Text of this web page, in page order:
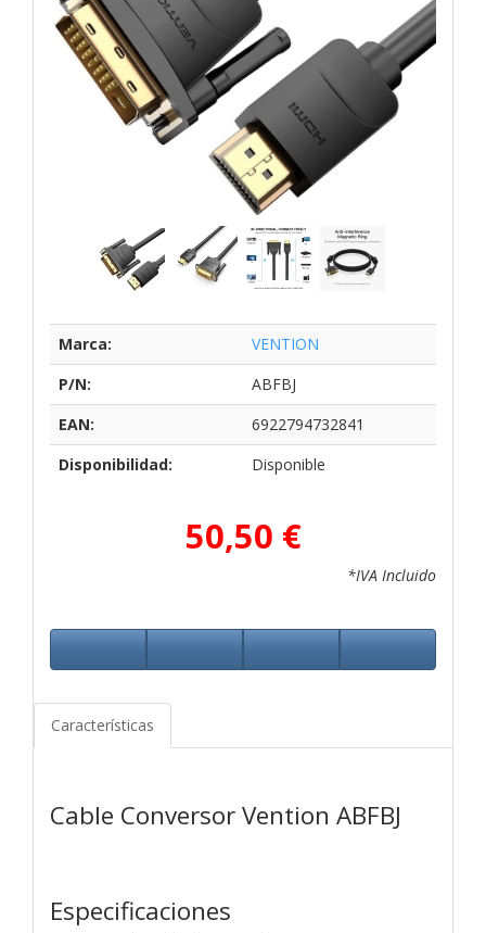
Marca:
VENTION
P/N:
ABFBJ
EAN:
6922794732841
Disponibilidad:
Disponible
50,50 €
*IVA Incluido
Características
Cable Conversor Vention ABFBJ
Especificaciones